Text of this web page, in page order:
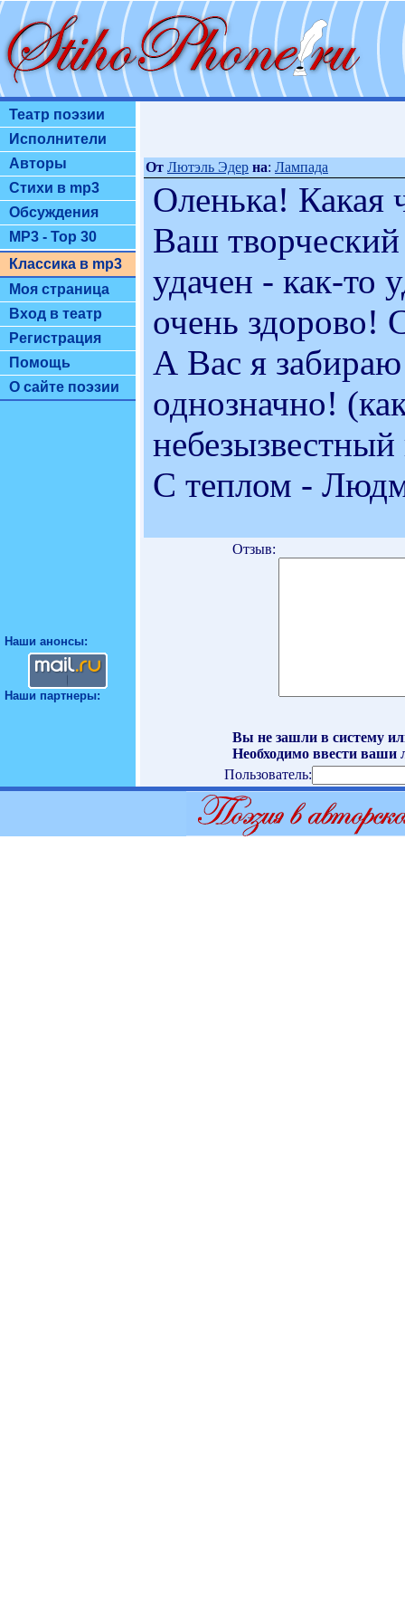
Театр поэзии
Исполнители
Авторы
Стихи в mp3
Обсуждения
MP3 - Top 30
Классика в mp3
Моя страница
Вход в театр
Регистрация
Помощь
О сайте поэзии
Наши анонсы:
Наши партнеры:
От Лютэль Эдер на: Лампада
Оленька! Какая
Ваш
удачен - как-то
очень здорово!
А Вас я
однозначно!
С теплом -
Отзыв:
Вы не зашли в систему
Необходимо ввести ваши
Пользователь: